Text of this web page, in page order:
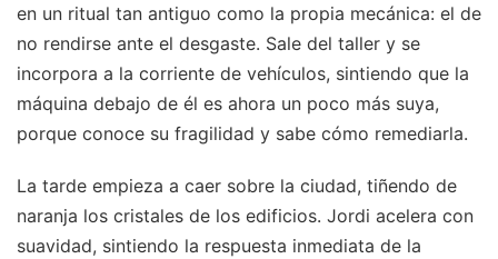
en un ritual tan antiguo como la propia mecánica: el de
no rendirse ante el desgaste. Sale del taller y se
incorpora a la corriente de vehículos, sintiendo que la
máquina debajo de él es ahora un poco más suya,
porque conoce su fragilidad y sabe cómo remediarla.
La tarde empieza a caer sobre la ciudad, tiñendo de
naranja los cristales de los edificios. Jordi acelera con
suavidad, sintiendo la respuesta inmediata de la